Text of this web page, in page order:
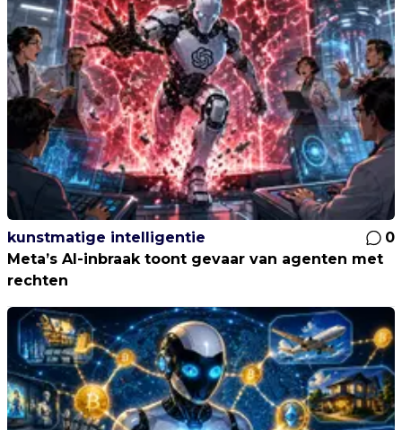
kunstmatige intelligentie
0
Meta’s AI-inbraak toont gevaar van agenten met
rechten